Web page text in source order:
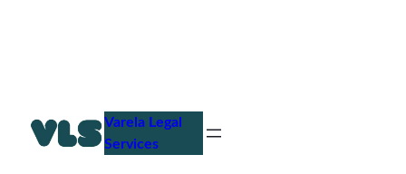
contenido
Varela Legal
Services